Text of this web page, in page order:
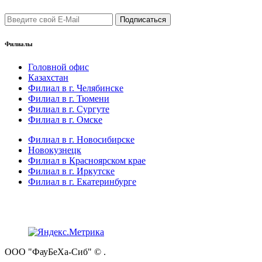
Филиалы
Головной офис
Казахстан
Филиал в г. Челябинске
Филиал в г. Тюмени
Филиал в г. Сургуте
Филиал в г. Омске
Филиал в г. Новосибирске
Новокузнецк
Филиал в Красноярском крае
Филиал в г. Иркутске
Филиал в г. Екатеринбурге
ООО "ФауБеХа-Сиб" © .